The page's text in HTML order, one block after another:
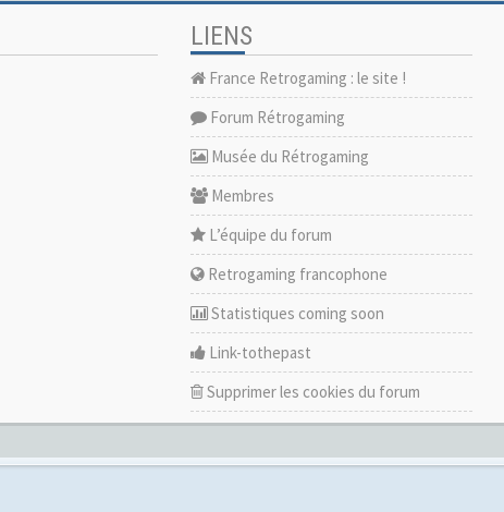
LIENS
France Retrogaming : le site !
Forum Rétrogaming
Musée du Rétrogaming
Membres
L’équipe du forum
Retrogaming francophone
Statistiques coming soon
Link-tothepast
Supprimer les cookies du forum